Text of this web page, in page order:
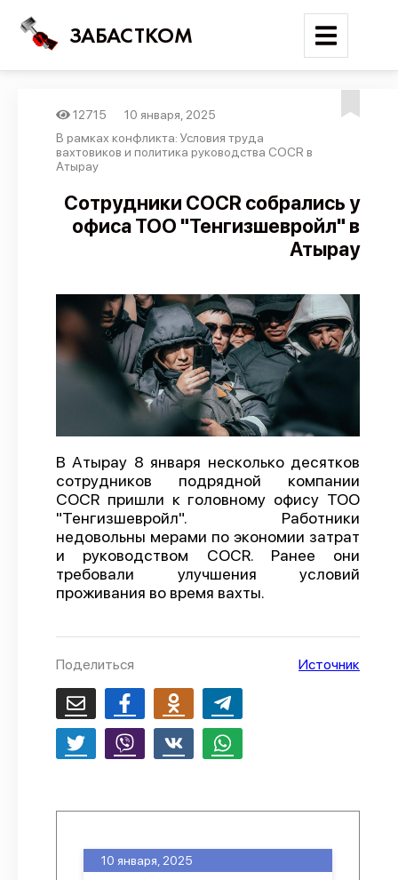
ЗАБАСТКОМ
Войти
Новости
Отчеты
Предложить публикацию
Справочник
API
О проекте
Политика конфиденциальности
12715
10 января, 2025
В рамках конфликта: Условия труда
вахтовиков и политика руководства COCR в
Атырау
Сотрудники COCR собрались у
офиса ТОО "Тенгизшевройл" в
Атырау
В Атырау 8 января несколько десятков
сотрудников подрядной компании
COCR пришли к головному офису ТОО
"Тенгизшевройл". Работники
недовольны мерами по экономии затрат
и руководством COCR. Ранее они
требовали улучшения условий
проживания во время вахты.
Поделиться Источник
10 января, 2025